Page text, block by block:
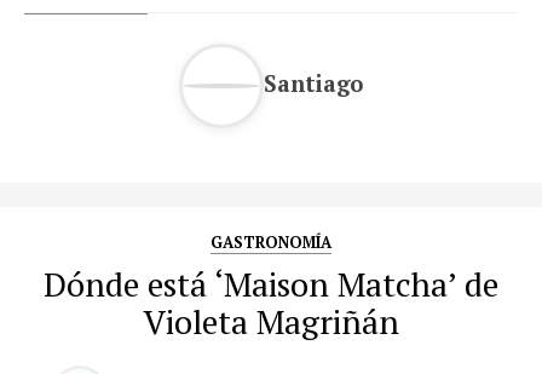
Santiago
GASTRONOMÍA
Dónde está ‘Maison Matcha’ de
Violeta Magriñán